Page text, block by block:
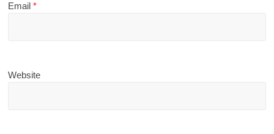
Email*
Website